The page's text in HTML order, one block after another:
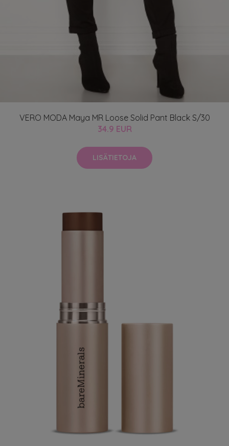
VERO MODA Maya MR Loose Solid Pant Black S/30
34.9 EUR
LISÄTIETOJA